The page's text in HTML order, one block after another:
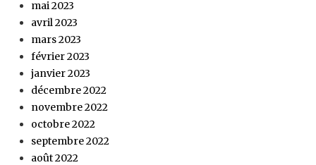
mai 2023
avril 2023
mars 2023
février 2023
janvier 2023
décembre 2022
novembre 2022
octobre 2022
septembre 2022
août 2022